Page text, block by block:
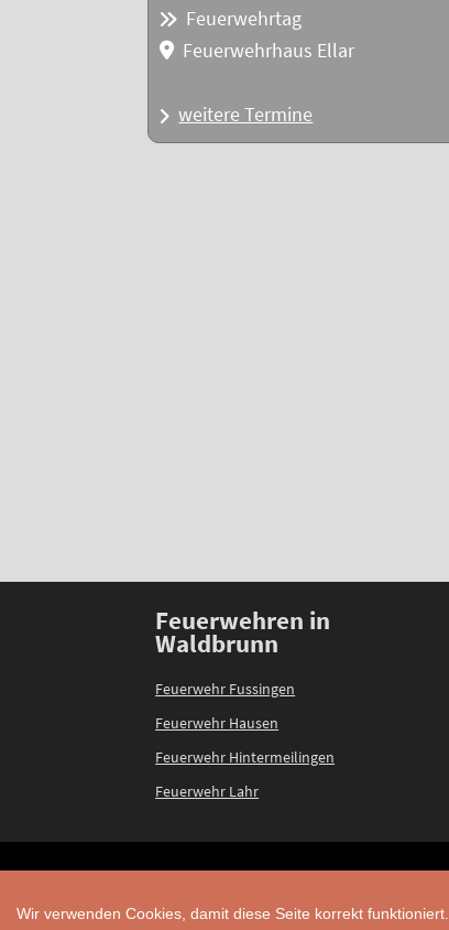
Feuerwehrtag
Feuerwehrhaus Ellar
weitere Termine
Feuerwehren in
Waldbrunn
Feuerwehr Fussingen
Feuerwehr Hausen
Feuerwehr Hintermeilingen
Feuerwehr Lahr
Wir verwenden Cookies, damit diese Seite korrekt funktioniert.